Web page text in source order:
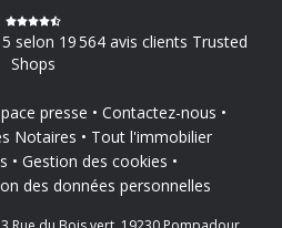
selon 19 564 avis clients Trusted
Shops
presse
Contactez-nous
Notaires
Tout l'immobilier
Gestion des cookies
des données personnelles